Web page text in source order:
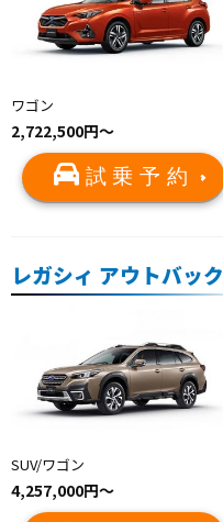
ワゴン
2,722,500円〜
試乗予約
レガシィ アウトバック
SUV/ワゴン
4,257,000円〜